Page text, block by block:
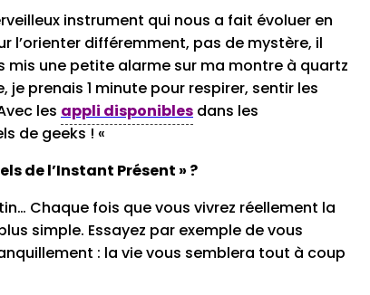
instrument qui nous a fait évoluer en
l’orienter différemment, pas de mystère, il
mis une petite alarme sur ma montre à quartz
prenais 1 minute pour respirer, sentir les
les appli disponibles dans les
de geeks ! «
de l’Instant Présent » ?
Chaque fois que vous vivrez réellement la
simple. Essayez par exemple de vous
: la vie vous semblera tout à coup